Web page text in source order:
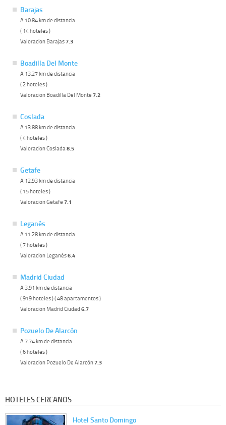
Barajas
A 10.84 km de distancia
( 14 hoteles )
Valoracion Barajas7.3
Boadilla Del Monte
A 13.27 km de distancia
( 2 hoteles )
Valoracion Boadilla Del Monte 7.2
Coslada
A 13.88 km de distancia
( 4 hoteles )
Valoracion Coslada 8.5
Getafe
A 12.93 km de distancia
( 15 hoteles )
Valoracion Getafe 7.1
Leganés
A 11.28 km de distancia
( 7 hoteles )
Valoracion Leganés6.4
Madrid Ciudad
A 3.91 km de distancia
( 919 hoteles ) ( 48 apartamentos )
Valoracion Madrid Ciudad 6.7
Pozuelo De Alarcón
A 7.74 km de distancia
( 6 hoteles )
Valoracion Pozuelo De Alarcón7.3
HOTELES CERCANOS
Hotel Santo Domingo